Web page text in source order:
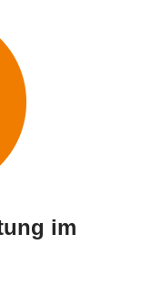
im